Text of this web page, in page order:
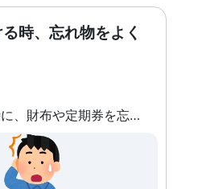
時、忘れ物をよく
休日外出する時に、財布や定期券を忘れてしまったり、家の鍵を忘れて家に入れないなんてことがよくある。